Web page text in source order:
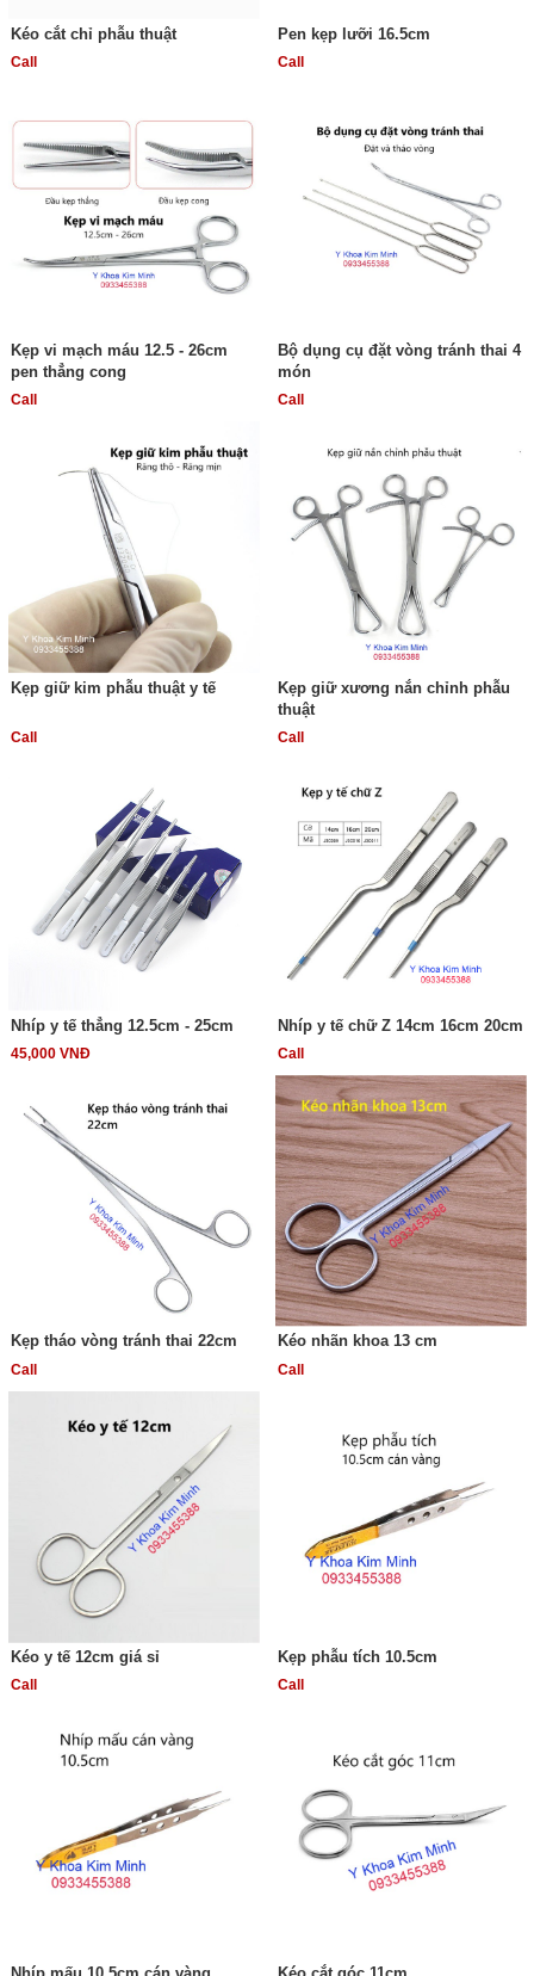
Kéo cắt chỉ phẫu thuật
Call
Pen kẹp lưỡi 16.5cm
Call
Kẹp vi mạch máu 12.5 - 26cm
pen thẳng cong
Call
Bộ dụng cụ đặt vòng tránh thai 4
món
Call
Kẹp giữ kim phẫu thuật y tế
Call
Kẹp giữ xương nắn chỉnh phẫu
thuật
Call
Nhíp y tế thẳng 12.5cm - 25cm
45,000 VNĐ
Nhíp y tế chữ Z 14cm 16cm 20cm
Call
Kẹp tháo vòng tránh thai 22cm
Call
Kéo nhãn khoa 13 cm
Call
Kéo y tế 12cm giá sỉ
Call
Kẹp phẫu tích 10.5cm
Call